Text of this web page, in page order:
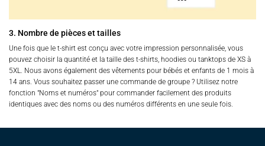
3. Nombre de pièces et tailles
Une fois que le t-shirt est conçu avec votre impression personnalisée, vous
pouvez choisir la quantité et la taille des t-shirts, hoodies ou tanktops de XS à
5XL. Nous avons également des vêtements pour bébés et enfants de 1 mois à
14 ans. Vous souhaitez passer une commande de groupe ? Utilisez notre
fonction "Noms et numéros" pour commander facilement des produits
identiques avec des noms ou des numéros différents en une seule fois.